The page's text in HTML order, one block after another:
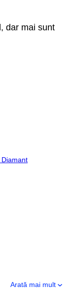
dar mai sunt
Arată mai mult